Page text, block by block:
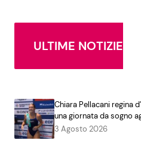
ULTIME NOTIZIE
Chiara Pellacani regina
una giornata da sogno
3 Agosto 2026